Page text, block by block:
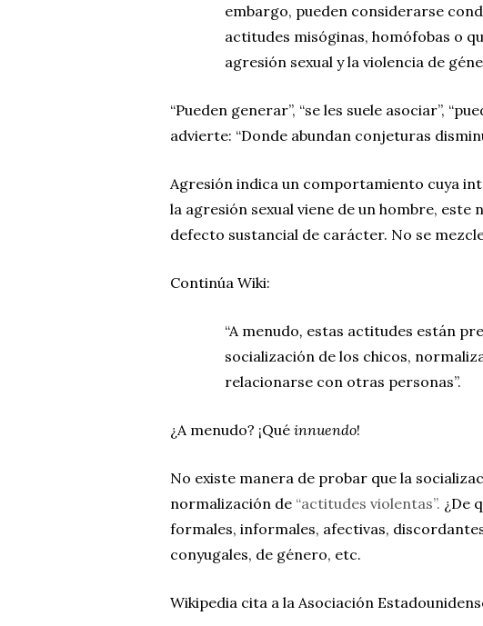
embargo, pueden considerarse
actitudes misóginas, homófobas o
agresión sexual y la violencia de
“Pueden generar”, “se les suele asociar”,
advierte: “Donde abundan conjeturas
Agresión indica un comportamiento cuya
la agresión sexual viene de un hombre, este
defecto sustancial de carácter. No se
Continúa Wiki:
“A menudo, estas actitudes están
socialización de los chicos,
relacionarse con otras personas”.
¿A menudo? ¡Qué innuendo!
No existe manera de probar que la
normalización de “actitudes violentas”. ¿De
formales, informales, afectivas,
conyugales, de género, etc.
Wikipedia cita a la Asociación